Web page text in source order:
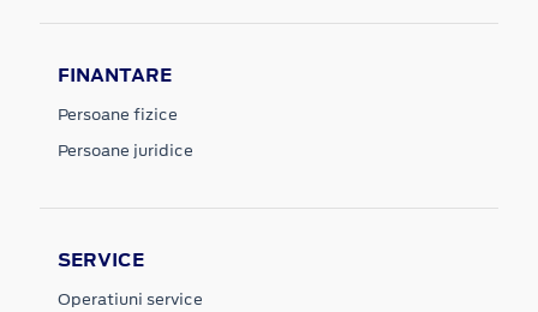
FINANTARE
Persoane fizice
Persoane juridice
SERVICE
Operatiuni service